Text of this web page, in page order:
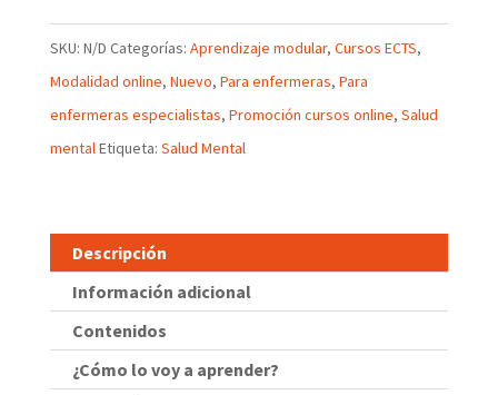
SKU: N/D Categorías: Aprendizaje modular, Cursos ECTS,
Modalidad online, Nuevo, Para enfermeras, Para
enfermeras especialistas, Promoción cursos online, Salud
mentalEtiqueta: Salud Mental
Descripción
Información adicional
Contenidos
¿Cómo lo voy a aprender?